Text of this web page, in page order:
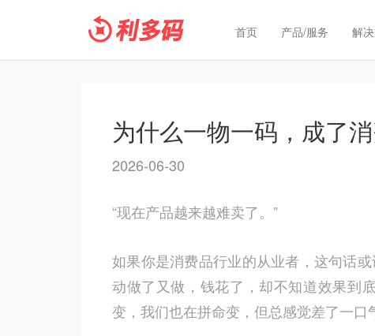
首页 产品/服务 解
为什么一物一码，成了
2026-06-30
“现在产品越来越难卖了。”
如果你是消费品行业的从业者，这句话
动做了又做，钱花了，却不知道效果
变，我们也在拼命变，但总感觉差了一口